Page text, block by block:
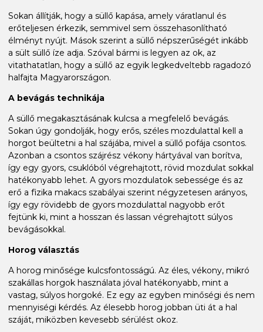
Sokan állítják, hogy a süllő kapása, amely váratlanul és
erőteljesen érkezik, semmivel sem összehasonlítható
élményt nyújt. Mások szerint a süllő népszerűségét inkább
a sült süllő íze adja. Szóval bármi is legyen az ok, az
vitathatatlan, hogy a süllő az egyik legkedveltebb ragadozó
halfajta Magyarországon.
A bevágás technikája
A süllő megakasztásának kulcsa a megfelelő bevágás.
Sokan úgy gondolják, hogy erős, széles mozdulattal kell a
horgot beültetni a hal szájába, mivel a süllő pofája csontos.
Azonban a csontos szájrész vékony hártyával van borítva,
így egy gyors, csuklóból végrehajtott, rövid mozdulat sokkal
hatékonyabb lehet. A gyors mozdulatok sebessége és az
erő a fizika makacs szabályai szerint négyzetesen arányos,
így egy rövidebb de gyors mozdulattal nagyobb erőt
fejtünk ki, mint a hosszan és lassan végrehajtott súlyos
bevágásokkal.
Horog választás
A horog minősége kulcsfontosságú. Az éles, vékony, mikró
szakállas horgok használata jóval hatékonyabb, mint a
vastag, súlyos horgoké. Ez egy az egyben minőségi és nem
mennyiségi kérdés. Az élesebb horog jobban üti át a hal
száját, miközben kevesebb sérülést okoz.